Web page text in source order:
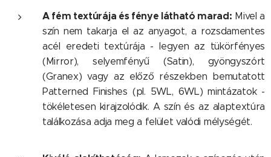
A fém textúrája és fénye látható marad: Mivel a
szín nem takarja el az anyagot, a rozsdamentes
acél eredeti textúrája - legyen az tükörfényes
(Mirror), selyemfényű (Satin), gyöngyszórt
(Granex) vagy az előző részekben bemutatott
Patterned Finishes (pl. 5WL, 6WL) mintázatok -
tökéletesen kirajzolódik. A szín és az alaptextúra
találkozása adja meg a felület valódi mélységét.